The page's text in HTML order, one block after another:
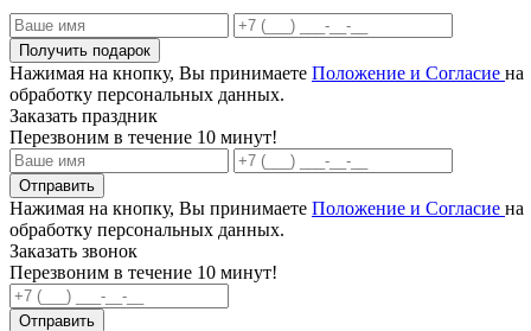
Получить подарок
Нажимая на кнопку, Вы принимаете Положение и Согласие на
обработку персональных данных.
Заказать праздник
Перезвоним в течение 10 минут!
Отправить
Нажимая на кнопку, Вы принимаете Положение и Согласие на
обработку персональных данных.
Заказать звонок
Перезвоним в течение 10 минут!
Отправить